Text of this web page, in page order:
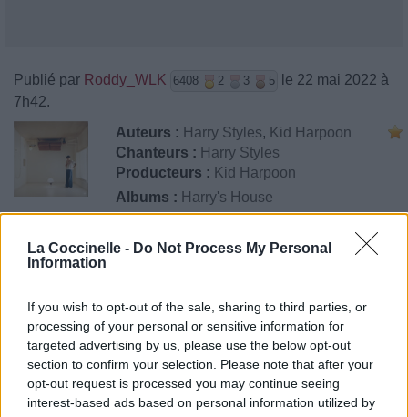
La Coccinelle - Do Not Process My Personal
Information
If you wish to opt-out of the sale, sharing to third parties, or
processing of your personal or sensitive information for
targeted advertising by us, please use the below opt-out
section to confirm your selection. Please note that after your
opt-out request is processed you may continue seeing
interest-based ads based on personal information utilized by
Publié par Roddy_WLK 6408 2 3 5
le 22 mai 2022 à
7h42.
Auteurs : Harry Styles, Kid Harpoon
Chanteurs : Harry Styles
Producteurs : Kid Harpoon
Albums : Harry's House
Paroles + Traduction
Pour prolonger le plaisir musical :